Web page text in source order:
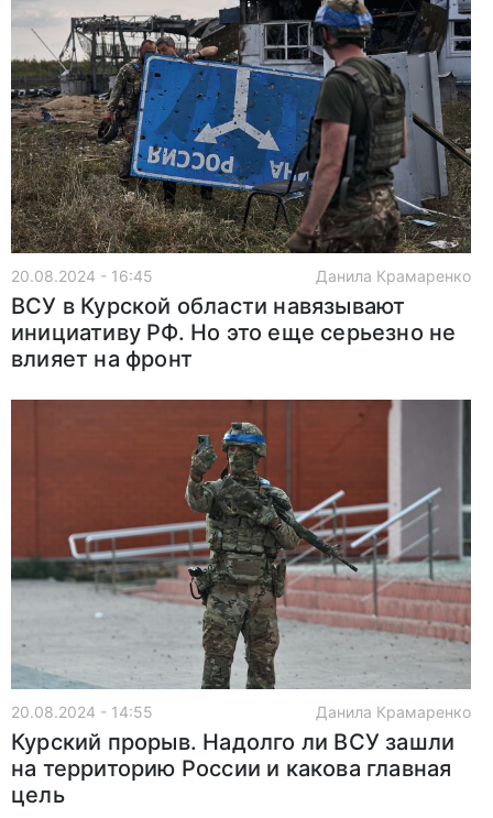
20.08.2024 - 16:45 Данила Крамаренко
ВСУ в Курской области навязывают
инициативу РФ. Но это еще серьезно не
влияет на фронт
20.08.2024 - 14:55 Данила Крамаренко
Курский прорыв. Надолго ли ВСУ зашли
на территорию России и какова главная
цель